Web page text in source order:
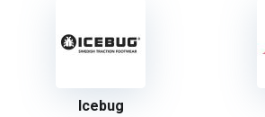
Icebug